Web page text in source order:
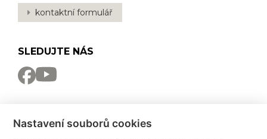
kontaktní formulář
SLEDUJTE NÁS
Nastavení souborů cookies